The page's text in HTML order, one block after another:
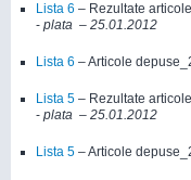
Lista 6 – Rezultate
- plata – 25.01.2012
Lista 6 – Articole
Lista 5 – Rezultate
- plata – 25.01.2012
Lista 5 – Articole